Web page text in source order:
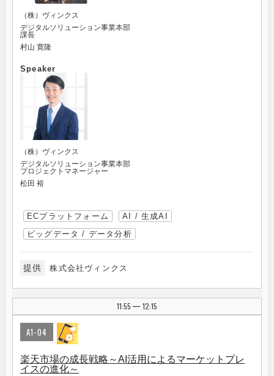
（株）ヴィンクス
デジタルソリューション事業本部
課長
村山 寛隆
Speaker
（株）ヴィンクス
デジタルソリューション事業本部
プロジェクトマネージャー
松田 裕
ECプラットフォーム
AI / 生成AI
ビッグデータ / データ分析
提供 株式会社ヴィンクス
11:55 | 12:15
A1-04
楽天市場の成長戦略～AI活用によるマーケットプレ
イスの進化～